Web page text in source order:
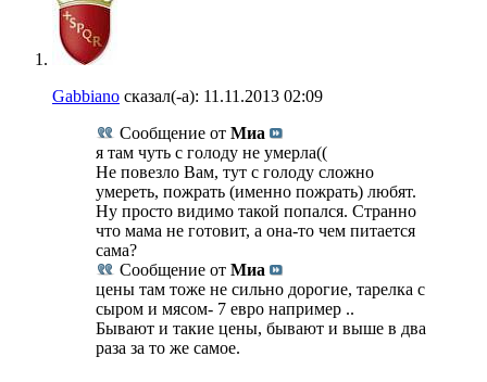
Gabbiano сказал(-а): 11.11.2013 02:09
Сообщение от Миа
я там чуть с голоду не умерла((
Не повезло Вам, тут с голоду сложно
умереть, пожрать (именно пожрать) любят.
Ну просто видимо такой попался. Странно
что мама не готовит, а она-то чем питается
сама?
Сообщение от Миа
цены там тоже не сильно дорогие, тарелка с
сыром и мясом- 7 евро например ..
Бывают и такие цены, бывают и выше в два
раза за то же самое.